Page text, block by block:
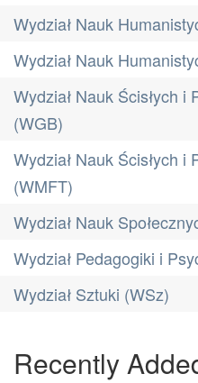
Wydział Nauk
Wydział Nauk
Wydział Nauk Ścisłych i
(WGB)
Wydział Nauk Ścisłych i
(WMFT)
Wydział Nauk
Wydział Pedagogiki i
Wydział Sztuki (WSz)
Recently